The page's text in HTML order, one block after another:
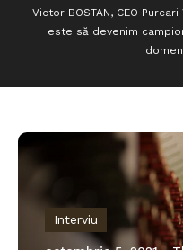
Victor BOSTAN, CEO
este să devenim
Interviu